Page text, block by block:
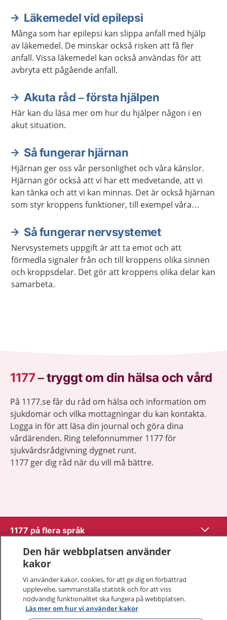
Läkemedel vid epilepsi
Många som har epilepsi kan slippa anfall med hjälp
av läkemedel. De minskar också risken att få fler
anfall. Vissa läkemedel kan också användas för att
avbryta ett pågående anfall.
Akuta råd – första hjälpen
Här kan du läsa mer om hur du hjälper någon i en
akut situation.
Så fungerar hjärnan
Hjärnan ger oss vår personlighet och våra känslor.
Hjärnan gör också att vi har ett medvetande, att vi
kan tänka och att vi kan minnas. Det är också hjärnan
som styr kroppens funktioner, till exempel våra
Så fungerar nervsystemet
Nervsystemets uppgift är att ta emot och att
förmedla signaler från och till kroppens olika sinnen
och kroppsdelar. Det gör att kroppens olika delar kan
samarbeta.
1177–tryggt om din hälsa och vård
På 1177.se får du råd om hälsa och information om
sjukdomar och vilka mottagningar du kan kontakta.
Logga in för att läsa din journal och göra dina
vårdärenden. Ring telefonnummer 1177 för
sjukvårdsrådgivning dygnet runt.
1177 ger dig råd när du vill må bättre.
1177 på flera språk Visa
Om 1177
Kontakt
Den här webbplatsen använder
kakor
Vi använder kakor, cookies, för att ge dig en förbättrad
upplevelse, sammanställa statistik och för att viss
nödvändig funktionalitet ska fungera på webbplatsen.
Läs mer om hur vi använder kakor